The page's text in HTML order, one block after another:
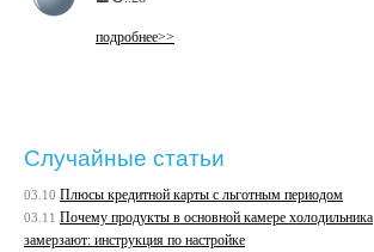
подробнее>>
Случайные статьи
03.10 Плюсы кредитной карты с льготным периодом
03.11 Почему продукты в основной камере холодильника
замерзают: инструкция по настройке